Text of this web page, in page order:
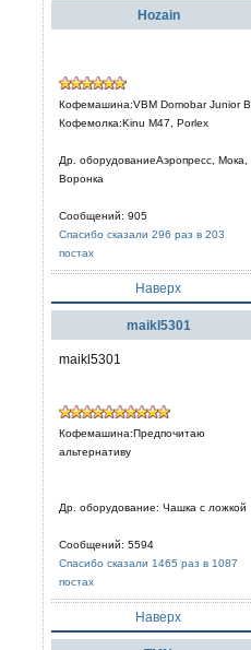
Hozain
Кофемашина:VBM Domobar Junior
Кофемолка:Kinu M47, Porlex
Др. оборудованиеАэропресс, Мока,
Воронка
Сообщений: 905
Спасибо сказали 296 раз в 203
постах
Наверх
maikl5301
maikl5301
Кофемашина:Предпочитаю
альтернативу
Др. оборудование: Чашка с ложкой
Сообщений: 5594
Спасибо сказали 1465 раз в 1087
постах
Наверх